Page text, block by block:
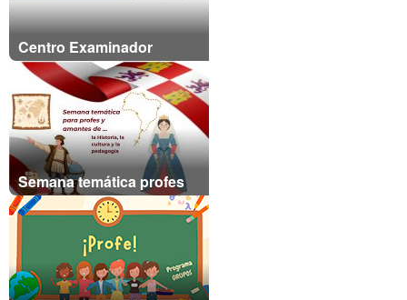
Centro Examinador
Semana temática profes